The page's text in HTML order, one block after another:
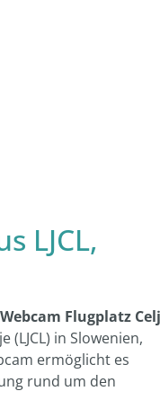
LJCL,
Webcam Flugplatz
in Slowenien,
ermöglicht es
rund um den